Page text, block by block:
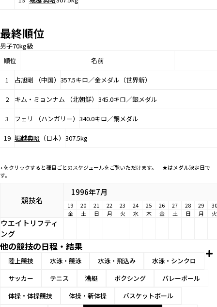
最終順位
男子70kg級
順位
名前
1 占旭剛 （中国） 357.5キロ／金メダル（世界新）
2 キム・ミョンナム （北朝鮮） 345.0キロ／銀メダル
3 フェリ （ハンガリー） 340.0キロ／銅メダル
19 堀越典昭 （日本） 307.5kg
+をクリックすると種目ごとのスケジュールをご覧いただけます。 ★はメダル決定日で
す。
競技名
1996年7月
19 20 21 22 23 24 25 26 27 28 29
30
金
土 日 月 火 水 木 金 土 日 月 火
ウエイトリフティ
ング
他の競技の日程・結果
陸上競技 水泳・競泳 水泳・飛込み
水泳・シンクロ
サッカー
テニス 漕艇 ボクシング
バレーボール
体操・体操競技
体操・新体操
バスケットボール